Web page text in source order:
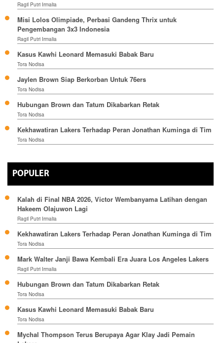
Ragil Putri Irmalia
Misi Lolos Olimpiade, Perbasi Gandeng Thrix untuk
Pengembangan 3x3 Indonesia
Ragil Putri Irmalia
Kasus Kawhi Leonard Memasuki Babak Baru
Tora Nodisa
Jaylen Brown Siap Berkorban Untuk 76ers
Tora Nodisa
Hubungan Brown dan Tatum Dikabarkan Retak
Tora Nodisa
Kekhawatiran Lakers Terhadap Peran Jonathan Kuminga di Tim
Tora Nodisa
POPULER
Kalah di Final NBA 2026, Victor Wembanyama Latihan dengan
Hakeem Olajuwon Lagi
Ragil Putri Irmalia
Kekhawatiran Lakers Terhadap Peran Jonathan Kuminga di Tim
Tora Nodisa
Mark Walter Janji Bawa Kembali Era Juara Los Angeles Lakers
Ragil Putri Irmalia
Hubungan Brown dan Tatum Dikabarkan Retak
Tora Nodisa
Kasus Kawhi Leonard Memasuki Babak Baru
Tora Nodisa
Mychal Thompson Terus Berupaya Agar Klay Jadi Pemain